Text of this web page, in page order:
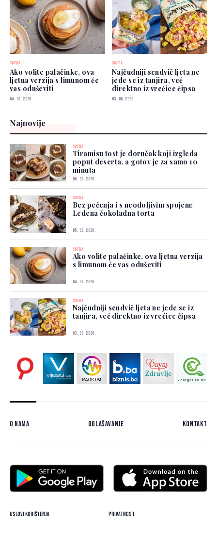
SOFRA
Ako volite palačinke, ova
ljetna verzija s limunom će
vas oduševiti
04. 08. 2026.
SOFRA
Najčudniji sendvič ljeta ne
jede se iz tanjira, već
direktno iz vrećice čipsa
03. 08. 2026.
Najnovije
SOFRA
Tiramisu tost je doručak koji izgleda
poput deserta, a gotov je za samo 10
minuta
06. 08. 2026.
SOFRA
Bez pečenja i s neodoljivim spojem:
Ledena čokoladna torta
05. 08. 2026.
SOFRA
Ako volite palačinke, ova ljetna verzija
s limunom će vas oduševiti
04. 08. 2026.
SOFRA
Najčudniji sendvič ljeta ne jede se iz
tanjira, već direktno iz vrećice čipsa
03. 08. 2026.
O nama Oglašavanje Kontakt
Uslovi korištenja Privatnost